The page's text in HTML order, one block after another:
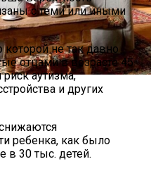
Архитектура, Интерьер
Этого
с теми или иными
которой не так давно
отцами в возрасте 45
аутизма,
и других
ребенка, как было
в 30 тыс. детей.